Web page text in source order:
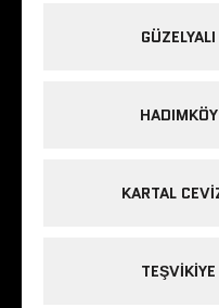
KARTAL